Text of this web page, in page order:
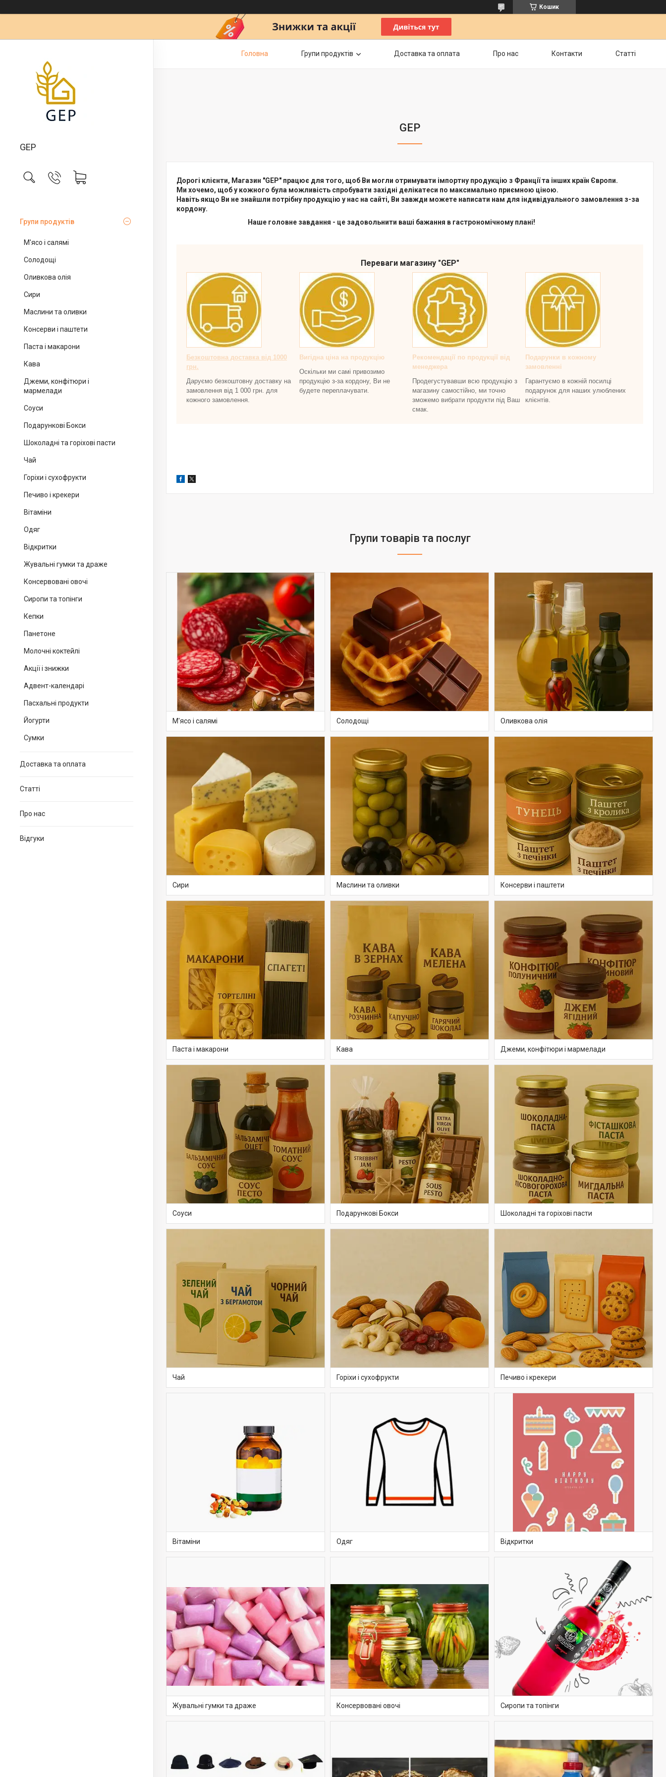
Кошик
GEP
Групи продуктів
М'ясо і салямі
Солодощі
Оливкова олія
Сири
Маслини та оливки
Консерви і паштети
Паста і макарони
Кава
Джеми, конфітюри і
мармелади
Соуси
Подарункові Бокси
Шоколадні та горіхові пасти
Чай
Горіхи і сухофрукти
Печиво і крекери
Вітаміни
Одяг
Відкритки
Жувальні гумки та драже
Консервовані овочі
Сиропи та топінги
Кепки
Панетоне
Молочні коктейлі
Акції і знижки
Адвент-календарі
Пасхальні продукти
Йогурти
Сумки
Доставка та оплата
Статті
Про нас
Відгуки
Головна Групи продуктів Доставка та оплата Про нас Контакти Статті
GEP
Дорогі клієнти, Магазин "GEP" працює для того, щоб Ви могли отримувати імпортну продукцію з Франції та інших країн Європи.
Ми хочемо, щоб у кожного була можливість спробувати західні делікатеси по максимально приємною ціною.
Навіть якщо Ви не знайшли потрібну продукцію у нас на сайті, Ви завжди можете написати нам для індивідуального замовлення з-за
кордону.
Наше головне завдання - це задовольнити ваші бажання в гастрономічному плані!
Переваги магазину "GEP"
Безкоштовна доставка від 1000
грн.
Даруємо безкоштовну доставку на
замовлення від 1 000 грн. для
кожного замовлення.
Вигідна ціна на продукцію
Оскільки ми самі привозимо
продукцію з-за кордону, Ви не
будете переплачувати.
Рекомендації по продукції від
менеджера
Продегустувавши всю продукцію з
магазину самостійно, ми точно
зможемо вибрати продукти під Ваш
смак.
Подарунки в кожному
замовленні
Гарантуємо в кожній посилці
подарунок для наших улюблених
клієнтів.
Групи товарів та послуг
М'ясо і салямі Солодощі Оливкова олія
Сири Маслини та оливки Консерви і паштети
Паста і макарони Кава Джеми, конфітюри і мармелади
Соуси Подарункові Бокси Шоколадні та горіхові пасти
Чай Горіхи і сухофрукти Печиво і крекери
Вітаміни Одяг Відкритки
Жувальні гумки та драже Консервовані овочі Сиропи та топінги